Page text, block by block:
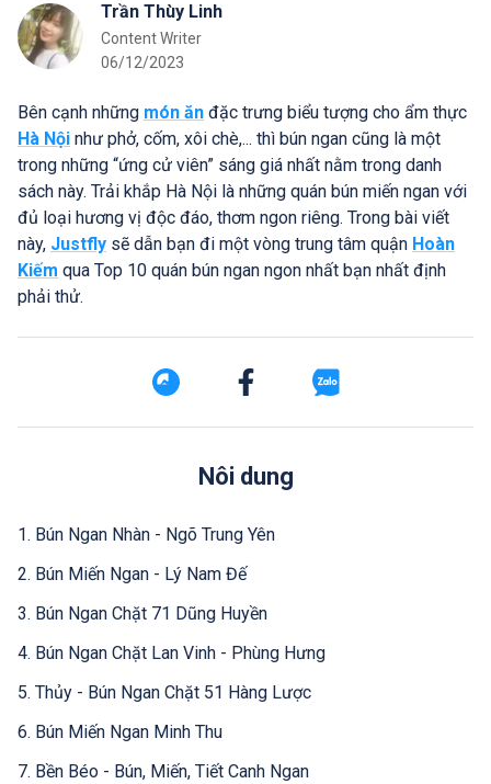
Trần Thùy Linh
Content Writer
06/12/2023
Bên cạnh những món ăn đặc trưng biểu tượng cho ẩm thực
Hà Nội như phở, cốm, xôi chè,... thì bún ngan cũng là một
trong những “ứng cử viên” sáng giá nhất nằm trong danh
sách này. Trải khắp Hà Nội là những quán bún miến ngan với
đủ loại hương vị độc đáo, thơm ngon riêng. Trong bài viết
này, Justfly sẽ dẫn bạn đi một vòng trung tâm quận Hoàn
Kiếm qua Top 10 quán bún ngan ngon nhất bạn nhất định
phải thử.
Nôi dung
1. Bún Ngan Nhàn - Ngõ Trung Yên
2. Bún Miến Ngan - Lý Nam Đế
3. Bún Ngan Chặt 71 Dũng Huyền
4. Bún Ngan Chặt Lan Vinh - Phùng Hưng
5. Thủy - Bún Ngan Chặt 51 Hàng Lược
6. Bún Miến Ngan Minh Thu
7. Bền Béo - Bún, Miến, Tiết Canh Ngan